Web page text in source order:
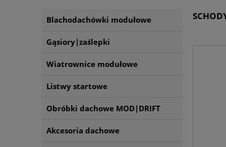
Blachodachówki modułowe
Gąsiory|zaślepki
Wiatrownice modułowe
Listwy startowe
Obróbki dachowe MOD|DRIFT
Akcesoria dachowe